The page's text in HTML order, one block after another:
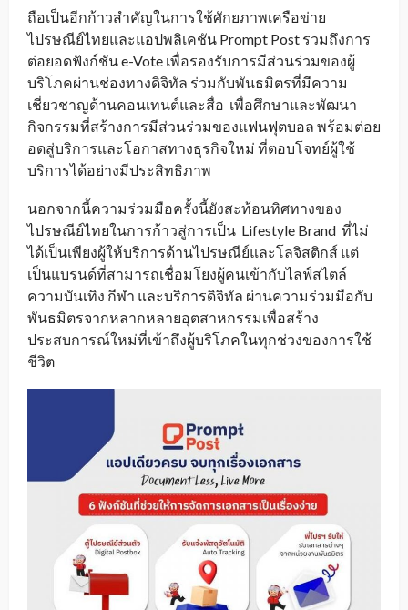
ถือเป็นอีกก้าวสำคัญในการใช้ศักยภาพเครือข่าย
ไปรษณีย์ไทยและแอปพลิเคชัน Prompt Post รวมถึงการ
ต่อยอดฟังก์ชัน e-Vote เพื่อรองรับการมีส่วนร่วมของผู้
บริโภคผ่านช่องทางดิจิทัล ร่วมกับพันธมิตรที่มีความ
เชี่ยวชาญด้านคอนเทนต์และสื่อ เพื่อศึกษาและพัฒนา
กิจกรรมที่สร้างการมีส่วนร่วมของแฟนฟุตบอล พร้อมต่อย
อดสู่บริการและโอกาสทางธุรกิจใหม่ ที่ตอบโจทย์ผู้ใช้
บริการได้อย่างมีประสิทธิภาพ
นอกจากนี้ความร่วมมือครั้งนี้ยังสะท้อนทิศทางของ
ไปรษณีย์ไทยในการก้าวสู่การเป็น Lifestyle Brand ที่ไม่
ได้เป็นเพียงผู้ให้บริการด้านไปรษณีย์และโลจิสติกส์ แต่
เป็นแบรนด์ที่สามารถเชื่อมโยงผู้คนเข้ากับไลฟ์สไตล์
ความบันเทิง กีฬา และบริการดิจิทัล ผ่านความร่วมมือกับ
พันธมิตรจากหลากหลายอุตสาหกรรมเพื่อสร้าง
ประสบการณ์ใหม่ที่เข้าถึงผู้บริโภคในทุกช่วงของการใช้
ชีวิต